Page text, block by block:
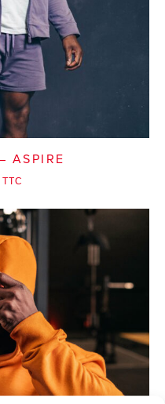
ASPIRE
TTC